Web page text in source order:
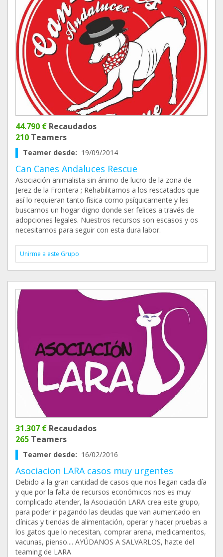
44.790 € Recaudados
210 Teamers
Teamer desde: 19/09/2014
Can Canes Andaluces Rescue
Asociación animalista sin ánimo de lucro de la zona de
Jerez de la Frontera ; Rehabilitamos a los rescatados que
así lo requieran tanto física como psíquicamente y les
buscamos un hogar digno donde ser felices a través de
adopciones legales. Nuestros recursos son escasos y os
necesitamos para seguir con esta dura labor.
Unirme a este Grupo
31.307 € Recaudados
265 Teamers
Teamer desde: 16/02/2016
Asociacion LARA casos muy urgentes
Debido a la gran cantidad de casos que nos llegan cada día
y que por la falta de recursos económicos nos es muy
complicado atender, la Asociación LARA crea este grupo,
para poder ir pagando las deudas que van aumentado en
clínicas y tiendas de alimentación, operar y hacer pruebas a
los gatos que lo necesitan, comprar arena, medicamentos,
vacunas, pienso.... AYÚDANOS A SALVARLOS, hazte del
teaming de LARA